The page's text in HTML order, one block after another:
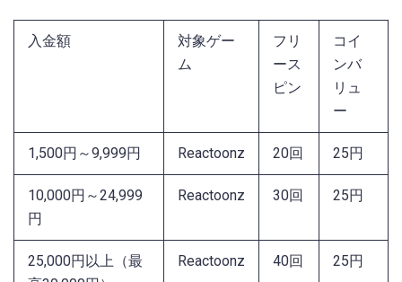
入金額
対象ゲー
ム
フリ
ース
ピン
コイ
ンバ
リュ
ー
1,500円～9,999円 Reactoonz 20回 25円
10,000円～24,999
円
Reactoonz 30回 25円
25,000円以上（最
Reactoonz 40回 25円